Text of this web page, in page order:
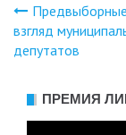
по
взгляд
депутатов
ПРЕМИЯ